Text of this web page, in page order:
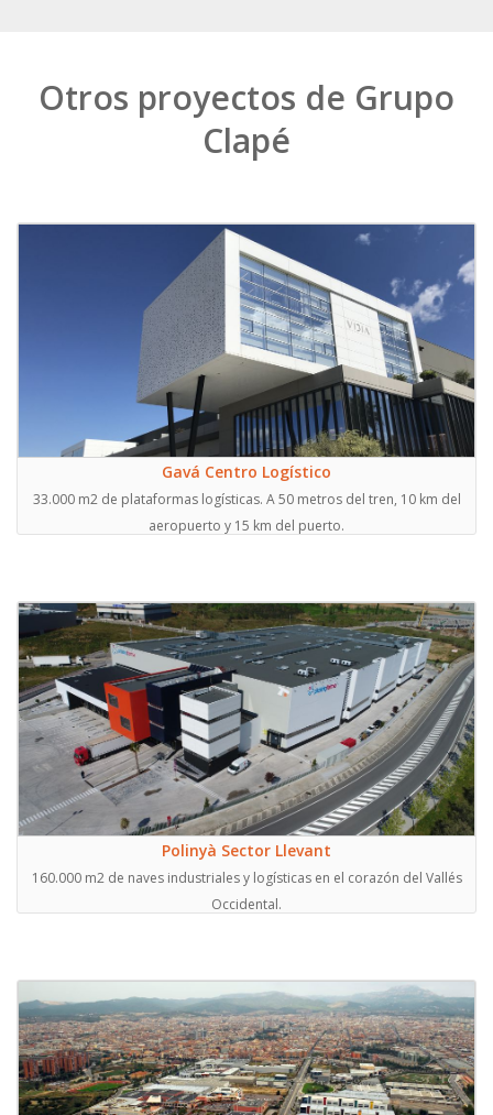
Otros proyectos de Grupo
Clapé
Gavá Centro Logístico
33.000 m2 de plataformas logísticas. A 50 metros del tren, 10 km del
aeropuerto y 15 km del puerto.
Polinyà Sector Llevant
160.000 m2 de naves industriales y logísticas en el corazón del Vallés
Occidental.